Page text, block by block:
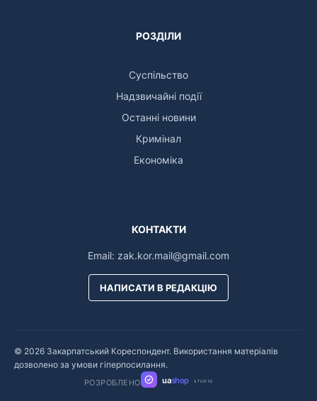
РОЗДІЛИ
Суспільство
Надзвичайні події
Останні новини
Кримінал
Економіка
КОНТАКТИ
Email: zak.kor.mail@gmail.com
НАПИСАТИ В РЕДАКЦІЮ
© 2026 Закарпатський Кореспондент. Використання матеріалів
дозволено за умови гіперпосилання.
РОЗРОБЛЕНО uashop STUDIO